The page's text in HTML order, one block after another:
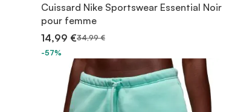
Cuissard Nike Sportswear Essential Noir
pour femme
14,99 €34,99 €
-57%